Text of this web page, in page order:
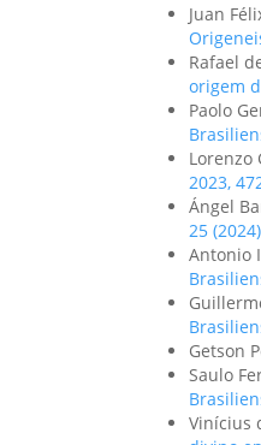
Juan
Rafael
origem
Paolo
Lorenzo
2023,
Ángel
25
Antonio
Getson
Saulo
Vinícius